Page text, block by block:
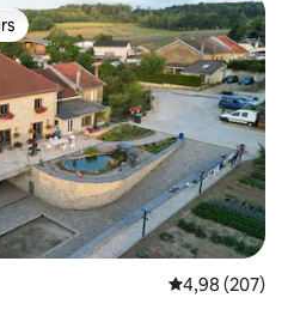
les plus appréciés
Évaluation
4,98 (207)